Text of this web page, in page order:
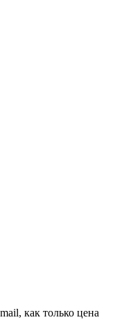
как только цена